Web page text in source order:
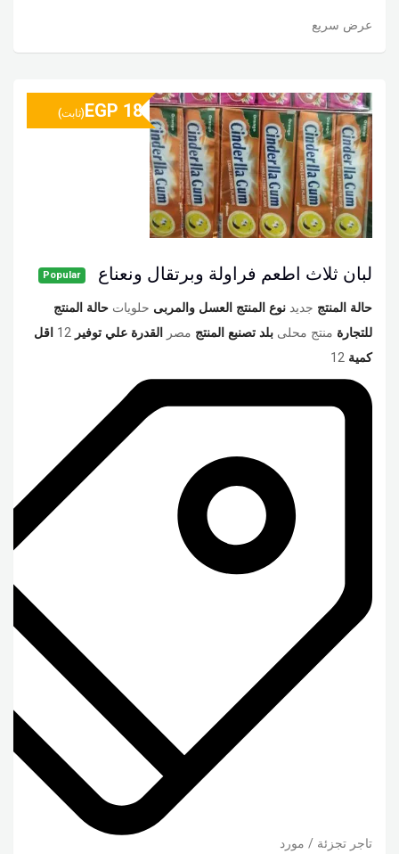
عرض سريع
لبان ثلاث اطعم فراولة وبرتقال ونعناع Popular
حالة المنتج جديد نوع المنتج العسل والمربى حلويات حالة المنتج
للتجارة منتج محلى بلد تصنبع المنتج مصر القدرة علي توفير 12 اقل
كمية 12
تاجر تجزئة / مورد
EGP 18 (ثابت)